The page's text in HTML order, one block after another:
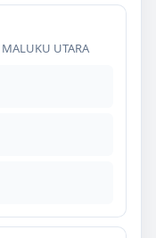
MALUKU UTARA